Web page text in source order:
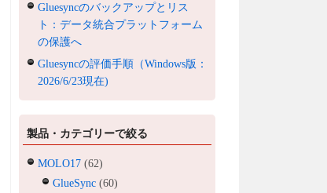
Gluesyncのバックアップとリス
ト：データ統合プラットフォーム
の保護へ
Gluesyncの評価手順（Windows版：
2026/6/23現在)
製品・カテゴリーで絞る
MOLO17 (62)
GlueSync (60)